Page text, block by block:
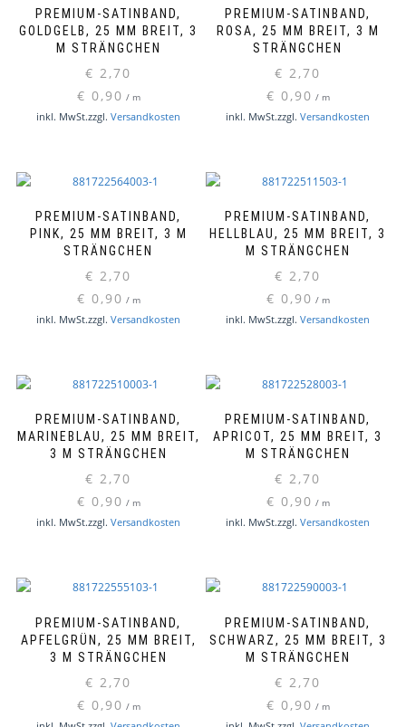
PREMIUM-SATINBAND,
GOLDGELB, 25 MM BREIT, 3
M STRÄNGCHEN
€ 2,70
€ 0,90 / m
inkl. MwSt.zzgl. Versandkosten
PREMIUM-SATINBAND,
ROSA, 25 MM BREIT, 3 M
STRÄNGCHEN
€ 2,70
€ 0,90 / m
inkl. MwSt.zzgl. Versandkosten
PREMIUM-SATINBAND,
PINK, 25 MM BREIT, 3 M
STRÄNGCHEN
€ 2,70
€ 0,90 / m
inkl. MwSt.zzgl. Versandkosten
PREMIUM-SATINBAND,
HELLBLAU, 25 MM BREIT, 3
M STRÄNGCHEN
€ 2,70
€ 0,90 / m
inkl. MwSt.zzgl. Versandkosten
PREMIUM-SATINBAND,
MARINEBLAU, 25 MM BREIT,
3 M STRÄNGCHEN
€ 2,70
€ 0,90 / m
inkl. MwSt.zzgl. Versandkosten
PREMIUM-SATINBAND,
APRICOT, 25 MM BREIT, 3
M STRÄNGCHEN
€ 2,70
€ 0,90 / m
inkl. MwSt.zzgl. Versandkosten
PREMIUM-SATINBAND,
APFELGRÜN, 25 MM BREIT,
3 M STRÄNGCHEN
€ 2,70
€ 0,90 / m
PREMIUM-SATINBAND,
SCHWARZ, 25 MM BREIT, 3
M STRÄNGCHEN
€ 2,70
€ 0,90 / m